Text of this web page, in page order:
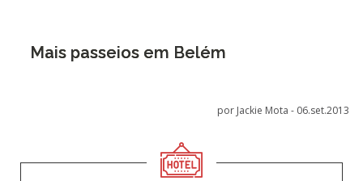
Mais passeios em Belém
por Jackie Mota - 06.set.2013